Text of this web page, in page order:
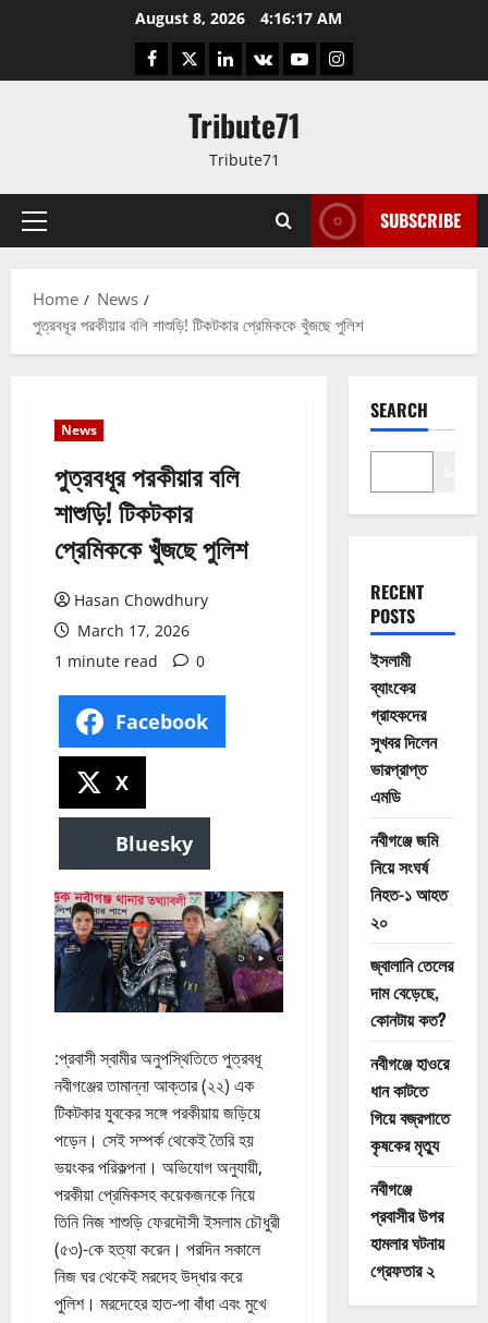
August 8, 2026 4:16:17 AM
Facebook
TwitterLinkedIn
VK YouTubeInstagram
Tribute71
Tribute71
Primary
SUBSCRIBE
Home
News
পুত্রবধূর পরকীয়ার বলি শাশুড়ি! টিকটকার প্রেমিককে খুঁজছে পুলিশ
News
পুত্রবধূর পরকীয়ার বলি
শাশুড়ি! টিকটকার
প্রেমিককে খুঁজছে পুলিশ
Hasan Chowdhury
March 17, 2026
1 minute read
0
Facebook
X
Bluesky
:প্রবাসী স্বামীর অনুপস্থিতিতে পুত্রবধূ
নবীগঞ্জের তামান্না আক্তার (২২) এক
টিকটকার যুবকের সঙ্গে পরকীয়ায় জড়িয়ে
পড়েন। সেই সম্পর্ক থেকেই তৈরি হয়
ভয়ংকর পরিকল্পনা। অভিযোগ অনুযায়ী,
পরকীয়া প্রেমিকসহ কয়েকজনকে নিয়ে
তিনি নিজ শাশুড়ি ফেরদৌসী ইসলাম চৌধুরী
(৫৩)-কে হত্যা করেন। পরদিন সকালে
নিজ ঘর থেকেই মরদেহ উদ্ধার করে
পুলিশ। মরদেহের হাত-পা বাঁধা এবং মুখে
SEARCH
RECENT
POSTS
ইসলামী
ব্যাংকের
গ্রাহকদের
সুখবর দিলেন
ভারপ্রাপ্ত
এমডি
নবীগঞ্জে জমি
নিয়ে সংঘর্ষ
নিহত-১ আহত
২০
জ্বালানি তেলের
দাম বেড়েছে,
কোনটায় কত?
নবীগঞ্জে হাওরে
ধান কাটতে
গিয়ে বজ্রপাতে
কৃষকের মৃত্যু
নবীগঞ্জে
প্রবাসীর উপর
হামলার ঘটনায়
গ্রেফতার ২